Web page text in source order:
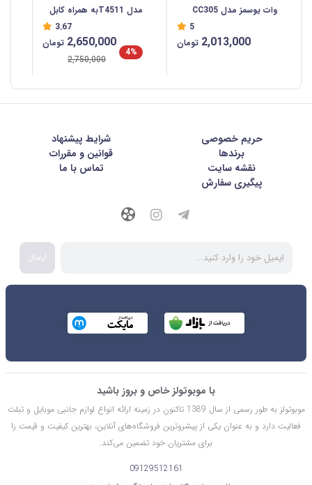
وات یوسمز مدل CC305
5
2,013,000 تومان
مدل T4511به همراه کابل
3.67
4%
2,650,000 تومان
2,750,000
حریم خصوصی
شرايط پيشنهاد
برندها
قوانین و مقررات
نقشه سایت
تماس با ما
پیگیری سفارش
ارسال
با موبوتولز خاص و بروز باشید
موبوتولز به طور رسمی از سال 1389 تاکنون در زمینه ارائه انواع لوازم جانبی موبایل و تبلت
فعالیت دارد و به عنوان یکی از پیشروترین فروشگاه‌های آنلاین، بهترین کیفیت و قیمت را
برای مشتریان خود تضمین می‌کند.
09129512161